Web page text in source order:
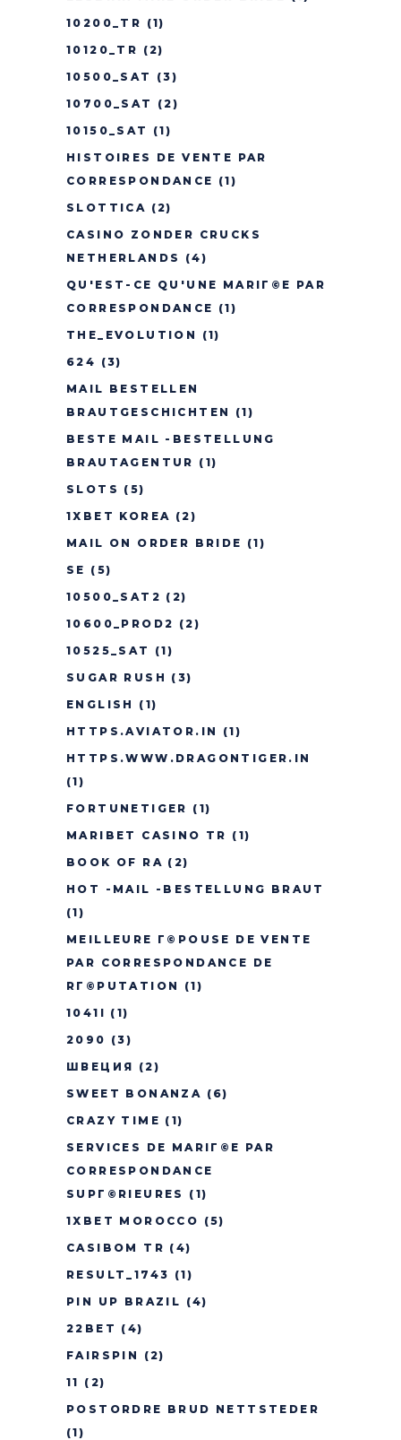
10200_TR (1)
10120_TR (2)
10500_SAT
(3)
10700_SAT
(2)
10150_SAT
(1)
HISTOIRES DE VENTE PAR
CORRESPONDANCE (1)
SLOTTICA (2)
CASINO ZONDER CRUCKS
NETHERLANDS
(4)
QU'EST-CE QU'UNE MARIГ©E PAR
CORRESPONDANCE (1)
THE_EVOLUTION
(1)
624 (3)
MAIL BESTELLEN
BRAUTGESCHICHTEN
(1)
BESTE MAIL -BESTELLUNG
BRAUTAGENTUR (1)
SLOTS (5)
1XBET KOREA (2)
MAIL ON ORDER BRIDE (1)
SE (5)
10500_SAT2 (2)
10600_PROD2 (2)
10525_SAT
(1)
SUGAR RUSH (3)
ENGLISH
(1)
HTTPS.AVIATOR.IN
(1)
HTTPS.WWW.DRAGONTIGER.IN
(1)
FORTUNETIGER (1)
MARIBET CASINO TR (1)
BOOK OF RA (2)
HOT -MAIL -BESTELLUNG BRAUT
(1)
MEILLEURE Г©POUSE DE VENTE
PAR CORRESPONDANCE DE
RГ©PUTATION
(1)
1041I (1)
2090 (3)
ШВЕЦИЯ (2)
SWEET BONANZA (6)
CRAZY TIME (1)
SERVICES DE MARIГ©E PAR
CORRESPONDANCE
SUPГ©RIEURES
(1)
1XBET MOROCCO (5)
CASIBOM TR (4)
RESULT_1743 (1)
PIN UP BRAZIL (4)
22BET (4)
FAIRSPIN
(2)
11 (2)
POSTORDRE BRUD NETTSTEDER
(1)